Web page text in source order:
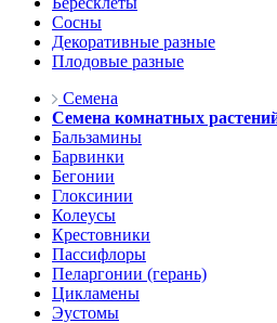
Сосны
Декоративные разные
Плодовые разные
Семена
Семена комнатных
Бальзамины
Барвинки
Бегонии
Глоксинии
Колеусы
Крестовники
Пассифлоры
Пеларгонии (герань)
Цикламены
Эустомы